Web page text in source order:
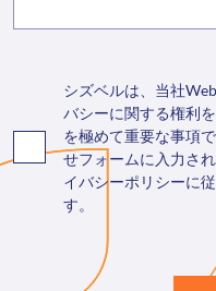
シズベルは、当社
バシーに関する権利
を極めて重要な事項
せフォームに入力さ
イバシーポリシーに
す。